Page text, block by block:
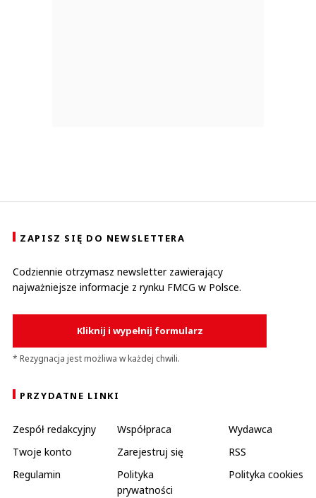
ZAPISZ SIĘ DO NEWSLETTERA
Codziennie otrzymasz newsletter zawierający
najważniejsze informacje z rynku FMCG w Polsce.
Kliknij i wypełnij formularz
* Rezygnacja jest możliwa w każdej chwili.
PRZYDATNE LINKI
Zespół redakcyjny Współpraca
Wydawca
Twoje konto
Zarejestruj się
RSS
Regulamin
Polityka
prywatności
Polityka cookies